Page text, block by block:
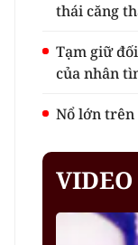
thái căng
Tạm giữ
của nhân
Nổ lớn trên
VIDEO